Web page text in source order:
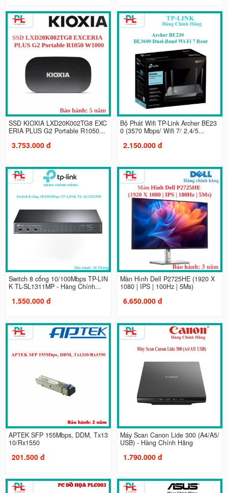
SSD KIOXIA LXD20K002TG8 EXC
ERIA PLUS G2 Portable R1050...
3.753.000 đ
Bộ Phát Wifi TP-Link Archer BE23
0 (3570 Mbps/ Wifi 7/ 2.4/5...
2.150.000 đ
Switch 8 cổng 10/100Mbps TP-LIN
K TL-SL1311MP - Hàng Chính...
1.550.000 đ
Màn Hình Dell P2725HE (1920 X
1080 | IPS | 100Hz | 5Ms)
6.650.000 đ
APTEK SFP 155Mbps, DDM, Tx13
10/Rx1550
201.500 đ
Máy Scan Canon Lide 300 (A4/A5/
USB) - Hàng Chính Hãng
1.790.000 đ